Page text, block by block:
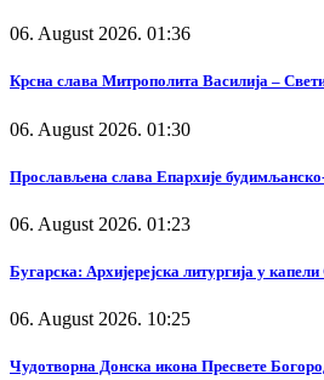
06. August 2026. 01:36
Крсна слава Митрополита Василија –
06. August 2026. 01:30
Прослављена слава Епархије
06. August 2026. 01:23
Бугарска: Архијерејска литургија у
06. August 2026. 10:25
Чудотворна Донска икона Пресвете